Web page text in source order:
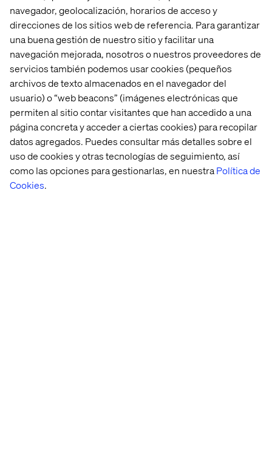
navegador, geolocalización, horarios de acceso y
direcciones de los sitios web de referencia. Para garantizar
una buena gestión de nuestro sitio y facilitar una
navegación mejorada, nosotros o nuestros proveedores de
servicios también podemos usar cookies (pequeños
archivos de texto almacenados en el navegador del
usuario) o “web beacons” (imágenes electrónicas que
permiten al sitio contar visitantes que han accedido a una
página concreta y acceder a ciertas cookies) para recopilar
datos agregados. Puedes consultar más detalles sobre el
uso de cookies y otras tecnologías de seguimiento, así
como las opciones para gestionarlas, en nuestraPolítica de
Cookies.
EL IMPACTO
Valet redefine la experiencia digital desde la interacción
hasta la inmersión:
Un recorrido guiado por la intención de cada visitante
que refleja el nivel de atención y personalización de una
tienda de lujo.